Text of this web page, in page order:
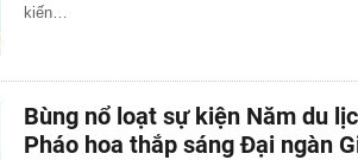
kiến…
Bùng nổ loạt sự kiện Năm du
Pháo hoa thắp sáng Đại ngàn